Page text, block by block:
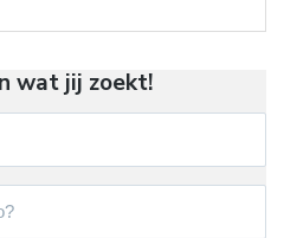
wat jij zoekt!